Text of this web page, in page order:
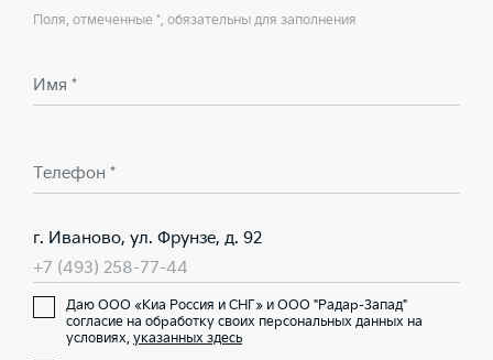
Поля, отмеченные *, обязательны для заполнения
Имя *
Телефон *
г. Иваново, ул. Фрунзе, д. 92
+7 (493) 258-77-44
Даю ООО «Киа Россия и СНГ» и ООО "Радар-Запад"
согласие на обработку своих персональных данных на
условиях, указанных здесь